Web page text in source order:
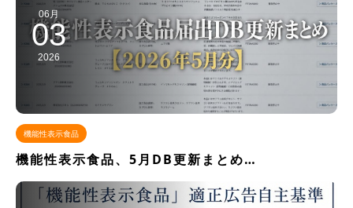
06月
03
2026
機能性表示食品
機能性表示食品、5月DB更新まとめ…